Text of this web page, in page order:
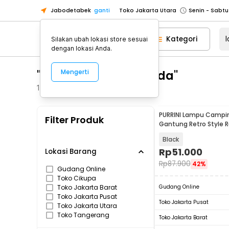
Jabodetabek ganti Toko Jakarta Utara
Toko Tangerang
Toko Cikupa
Pick n Go Jakarta Barat
Senin -
Pick n Go Bekasi
Toko Jakarta Barat
Senin -
Toko Tangerang
Senin - Jumat
Kategori
"lampu gantung tenda"
1266
Filter Produk
Lokasi Barang
Gudang Online
Toko Cikupa
Toko Jakarta Barat
Toko Jakarta Pusat
Toko Jakarta Utara
Toko Tangerang
PURRINI Lampu
Gantung Retro Style
Black
Rp51.000
Rp87.900 42%
Gudang Online
Toko Jakarta Pusat
Toko Jakarta Barat
Silakan ubah lokasi store sesuai
dengan lokasi Anda.
Mengerti